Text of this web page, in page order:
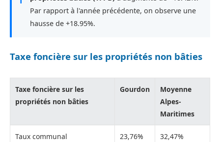
Par rapport à l'année précédente, on observe une
hausse de +18.95%.
Taxe foncière sur les propriétés non bâties
Taxe foncière sur les
propriétés non bâties
Gourdon
Moyenne
Alpes-
Maritimes
Taux communal 23,76% 32,47%